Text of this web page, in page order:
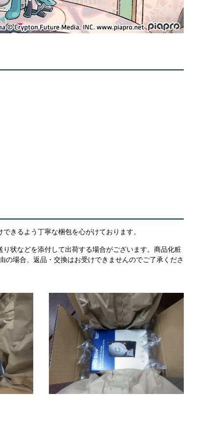
きるよう丁寧な梱包を心がけております。
状などを添付して出荷する場合がございます。商品化粧
場合、返品・交換はお受けできませんのでご了承くださ